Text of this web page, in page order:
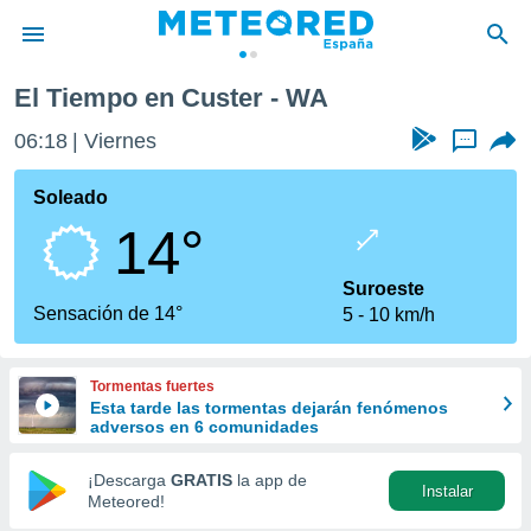
de
por
que se
calidad.
a este
las
y
forma
digital
basada
El Tiempo en Custer - WA
06:18 Viernes ...
Soleado
14°
Sensación de 14°
Suroeste
5
10 km/h
Tormentas fuertes
Esta tarde las tormentas dejarán fenómenos
adversos en 6 comunidades
¡Descarga GRATIS la app de
Meteored!
Instalar